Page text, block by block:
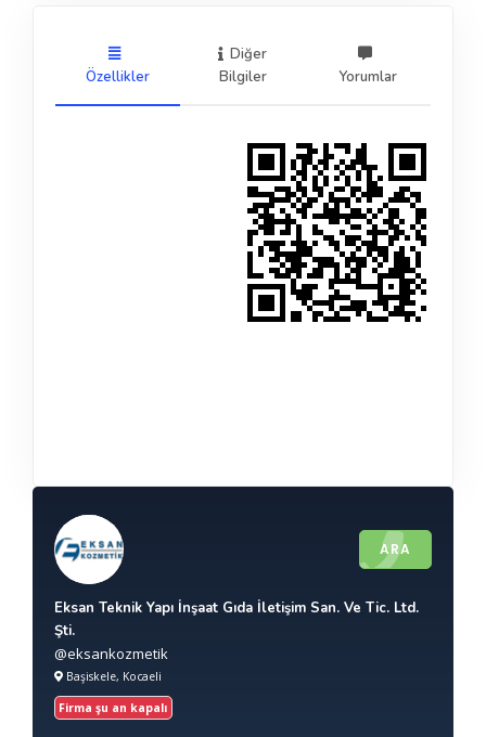
Özellikler
Diğer
Bilgiler
Yorumlar
ARA
Eksan Teknik Yapı İnşaat Gıda İletişim San. Ve Tic. Ltd.
Şti.
@eksankozmetik
Başiskele, Kocaeli
Firma şu an kapalı